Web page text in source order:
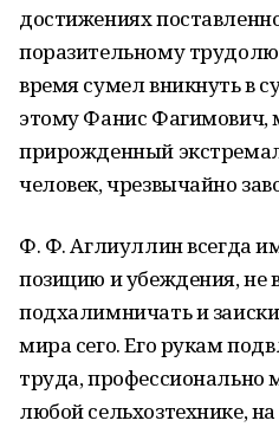
достижениях
поразительному
время сумел вникнуть в
этому Фанис Фагимович,
прирожденный
человек, чрезвычайно
Ф. Ф. Аглиуллин всегда
позицию и убеждения, не
подхалимничать и
мира сего. Его рукам
труда, профессионально
любой сельхозтехнике,